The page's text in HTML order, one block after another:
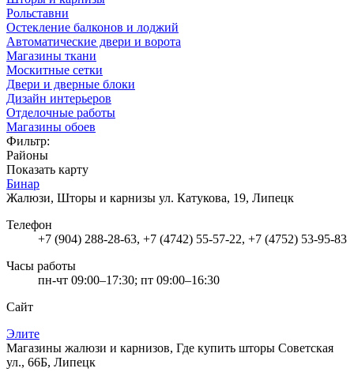
Рольставни
Остекление балконов и лоджий
Автоматические двери и ворота
Магазины ткани
Москитные сетки
Двери и дверные блоки
Дизайн интерьеров
Отделочные работы
Магазины обоев
Фильтр:
Районы
Показать карту
Бинар
Жалюзи, Шторы и карнизы ул. Катукова, 19, Липецк
Телефон
+7 (904) 288-28-63, +7 (4742) 55-57-22, +7 (4752) 53-95-83
Часы работы
пн-чт 09:00–17:30; пт 09:00–16:30
Сайт
Элите
Магазины жалюзи и карнизов, Где купить шторы Советская
ул., 66Б, Липецк